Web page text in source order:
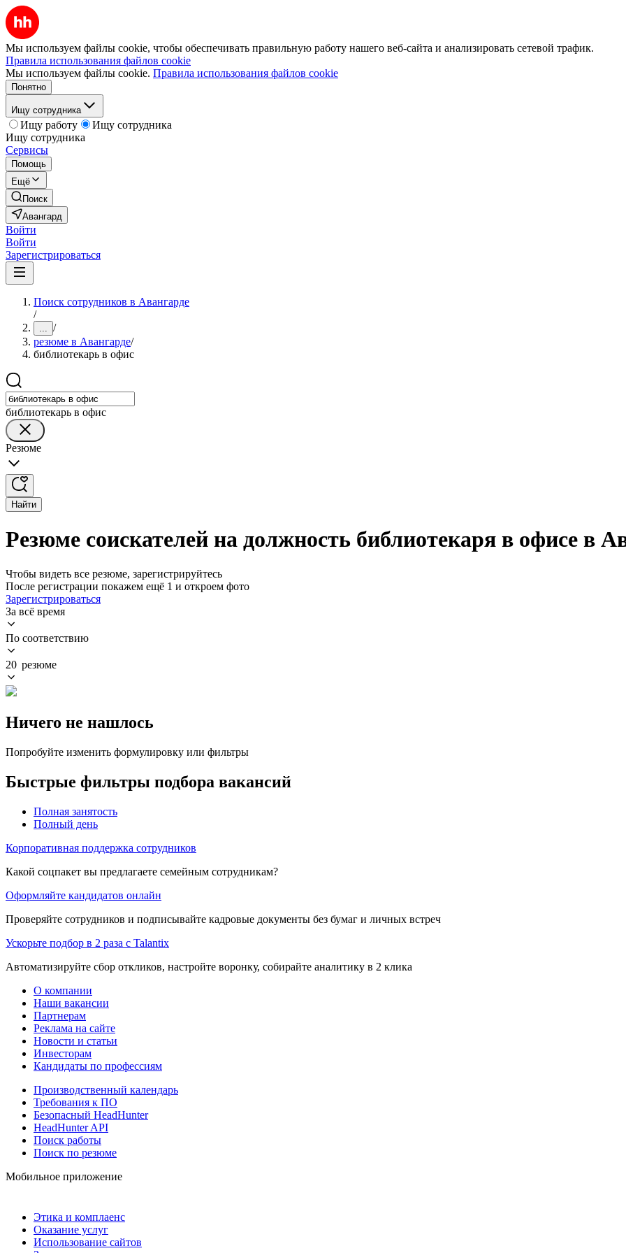
Мы используем файлы cookie, чтобы обеспечивать правильную работу нашего веб-сайта и анализировать сетевой трафик.
Правила использования файлов cookie
Мы используем файлы cookie. Правила использования файлов cookie
Понятно
Ищу сотрудника
Ищу работу
Ищу сотрудника
Ищу сотрудника
Сервисы
Помощь
Ещё
Поиск
Авангард
Войти
Войти
Зарегистрироваться
Поиск сотрудников в Авангарде
/
... /
резюме в Авангарде/
библиотекарь в офис
библиотекарь в офис
Резюме
Найти
Резюме соискателей на должность библиотекаря в офисе в
Чтобы видеть все резюме, зарегистрируйтесь
После регистрации покажем ещё 1 и откроем фото
Зарегистрироваться
За всё время
По соответствию
20 резюме
Ничего не нашлось
Попробуйте изменить формулировку или фильтры
Быстрые фильтры подбора вакансий
Полная занятость
Полный день
Корпоративная поддержка сотрудников
Какой соцпакет вы предлагаете семейным сотрудникам?
Оформляйте кандидатов онлайн
Проверяйте сотрудников и подписывайте кадровые документы без бумаг и личных встреч
Ускорьте подбор в 2 раза с Talantix
Автоматизируйте сбор откликов, настройте воронку, собирайте аналитику в 2 клика
О компании
Наши вакансии
Партнерам
Реклама на сайте
Новости и статьи
Инвесторам
Кандидаты по профессиям
Производственный календарь
Требования к ПО
Безопасный HeadHunter
HeadHunter API
Поиск работы
Поиск по резюме
Мобильное приложение
Этика и комплаенс
Оказание услуг
Использование сайтов